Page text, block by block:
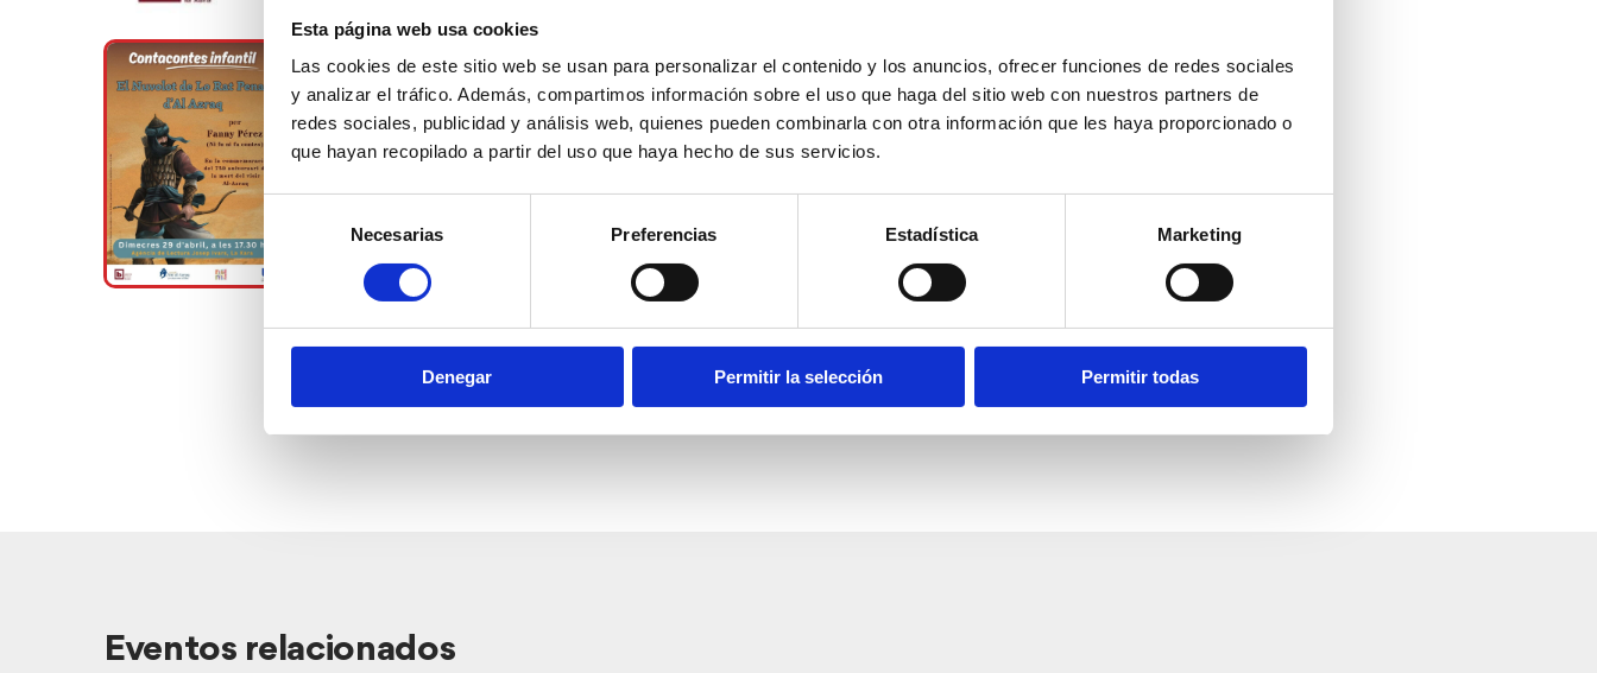
Esta página web usa cookies
Las cookies de este sitio web se usan para personalizar el contenido y los anuncios, ofrecer funciones de redes sociales
y analizar el tráfico. Además, compartimos información sobre el uso que haga del sitio web con nuestros partners de
redes sociales, publicidad y análisis web, quienes pueden combinarla con otra información que les haya proporcionado o
que hayan recopilado a partir del uso que haya hecho de sus servicios.
Selección
de
consentimiento
Necesarias Preferencias Estadística Marketing
Denegar Permitir la selección Permitir todas
Eventos relacionados
Ver